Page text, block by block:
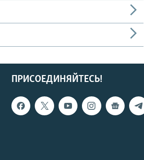
ПРИСОЕДИНЯЙТЕСЬ!